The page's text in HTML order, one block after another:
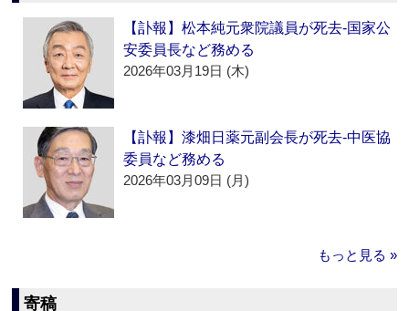
【訃報】松本純元衆院議員が死去‐国家公
安委員長など務める
2026年03月19日 (木)
【訃報】漆畑日薬元副会長が死去‐中医協
委員など務める
2026年03月09日 (月)
もっと見る »
寄稿